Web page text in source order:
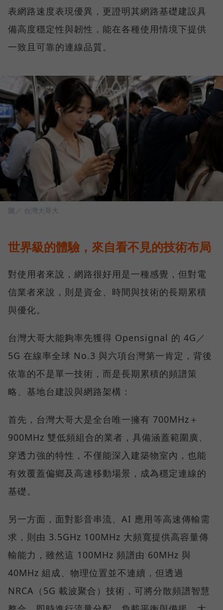
表網路速度表現優異，更證明其網路基礎建設具
備高度穩定性與韌性，能在各種使用情境下提供
一致且可靠的連線品質。
圖／ 台灣大哥大
世界級的體驗，來自看不見的技術布局
對使用者來說，網路很好用是一種感覺，但對電
信業者來說，則是資金、時間與技術的長期累積
與優化。
台灣大哥大能夠率先獲得 Opensignal 的 4G／
5G 在線率全球 No.3 與六項台灣第一肯定，背後
依靠的不是單一技術，而是長期累積的頻譜策
略、基地台建設與網路架構：
首先，台灣大哥大是全台唯一擁有 700MHz＋
900MHz 雙低頻組合的業者，具備涵蓋範圍廣、
穿透力強的特性，不僅能深入建築物室內，也能
有效覆蓋偏鄉及高速移動場景，成為穩定連線的
基礎。
另一方面，面對影音串流、AI 應用等高速傳輸需
求，則由 3.5GHz 100MHz 大頻寬提供高容量傳
輸能力，雖然這 100MHz 頻譜由 60MHz 與
40MHz 組成、物理位置並不連續，但透過
NRCA（5G 載波聚合）技術，可將分散頻譜智慧